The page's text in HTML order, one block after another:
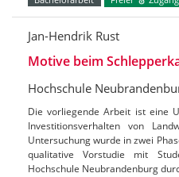
Jan-Hendrik Rust
Motive beim
Hochschule
Die vorliegende Arbeit ist eine
Investitionsverhalten von
Untersuchung wurde in zwei
qualitative Vorstudie mit
Hochschule Neubrandenburg